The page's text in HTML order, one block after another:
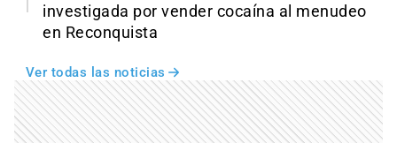
investigada por vender cocaína al menudeo
en Reconquista
Ver todas las noticias